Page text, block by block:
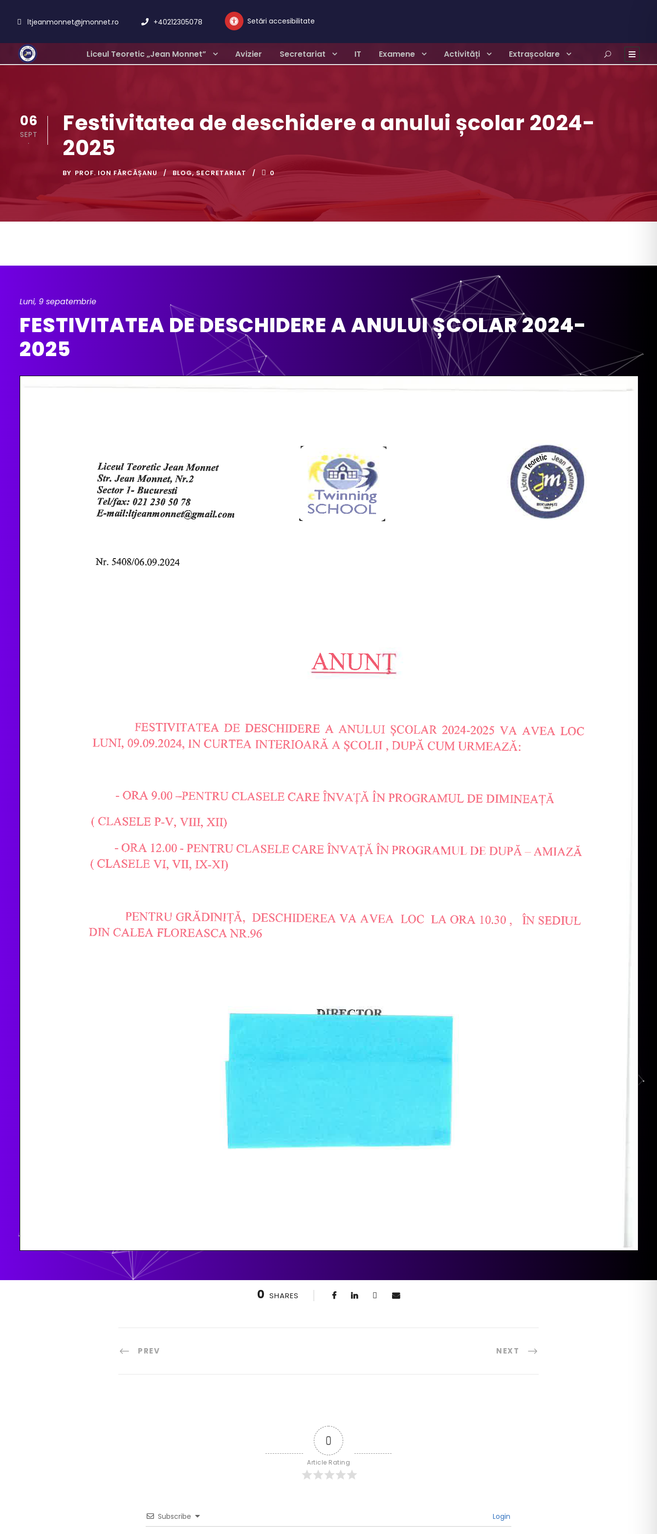
ltjeanmonnet@jmonnet.ro +40212305078 Setări accesibilitate
Liceul Teoretic „Jean Monnet” Avizier Secretariat IT Examene Activități Extrașcolare
06
SEPT
.
Festivitatea de deschidere a anului școlar 2024-
2025
BY PROF. ION FĂRCĂȘANU BLOG, SECRETARIAT 0
Luni, 9 sepatembrie
FESTIVITATEA DE DESCHIDERE A ANULUI ȘCOLAR 2024-
2025
0 SHARES
PREV NEXT
0
Article Rating
Subscribe Login